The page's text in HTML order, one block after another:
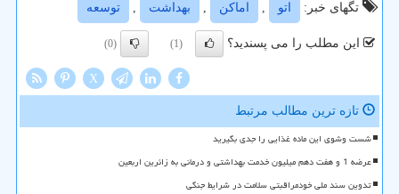
تگهای خبر:
اتو , اماكن , بهداشت , توسعه
این مطلب را می پسندید؟ (1)
(0)
X
تازه ترین مطالب مرتبط
شست وشوی این ماده غذایی را جدی بگیرید
عرضه 1 و هفت دهم میلیون خدمت بهداشتی و درمانی به زائرین اربعین
تدوین سند ملی خودمراقبتی سلامت در شرایط جنگی